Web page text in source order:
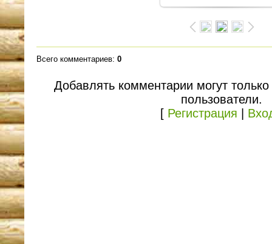
Всего комментариев: 0
Добавлять комментарии могут
пользователи.
[ Регистрация